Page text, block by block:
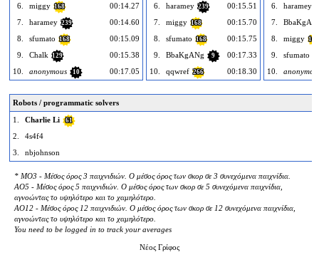
6.
miggy 168
00:14.27
7.
haramey 239
00:14.60
8.
sfumato 168
00:15.09
9.
Chalk 129
00:15.38
10.
anonymous 10 00:17.05
6.
haramey 239
00:15.51
7.
miggy 168
00:15.70
8.
sfumato 168
00:15.75
9.
BbaKgANg 9
00:17.33
10.
qqwref 266 00:18.30
6. haramey
7.
8.
miggy 168
9. sfumato
10.
Robots / programmatic solvers
1.
Charlie Li 61
2.
4s4f4
3.
nbjohnson
* MO3 - Μέσος όρος 3 παιχνιδιών. Ο μέσος όρος των σκορ σε 3 συνεχόμενα παιχνίδια.
AO5 - Μέσος όρος 5 παιχνιδιών. Ο μέσος όρος των σκορ σε 5 συνεχόμενα παιχνίδια,
αγνοώντας το υψηλότερο και το χαμηλότερο.
AO12 - Μέσος όρος 12 παιχνιδιών. Ο μέσος όρος των σκορ σε 12 συνεχόμενα παιχνίδια,
αγνοώντας το υψηλότερο και το χαμηλότερο.
You need to be logged in to track your averages
Νέος Γρίφος